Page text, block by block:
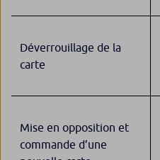
Déverrouillage de la
carte
Mise en opposition et
commande d’une